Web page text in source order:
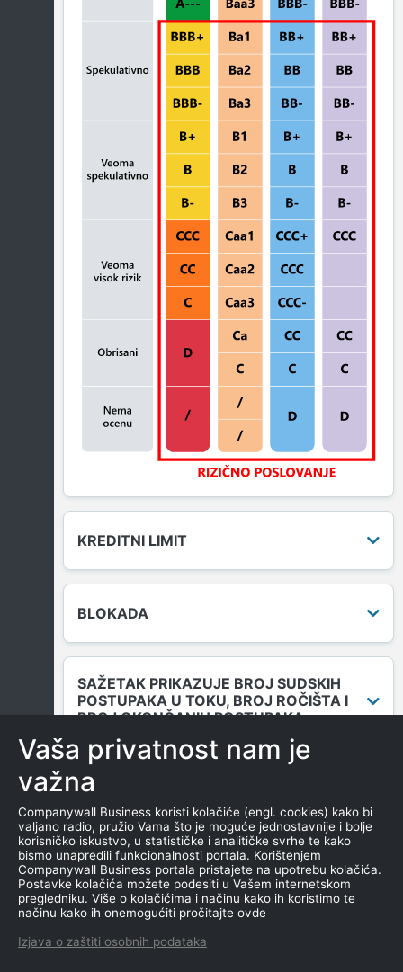
KREDITNI LIMIT
BLOKADA
SAŽETAK PRIKAZUJE BROJ SUDSKIH
POSTUPAKA U TOKU, BROJ ROČIŠTA I
BROJ OKONČANIH POSTUPAKA.
DUGOVANJA
MENICE I ZALOGE
NEKRETNINE U VLASNIŠTVU
Vaša privatnost nam je
važna
Companywall Business koristi kolačiće (engl. cookies) kako bi
valjano radio, pružio Vama što je moguće jednostavnije i bolje
korisničko iskustvo, u statističke i analitičke svrhe te kako
bismo unapredili funkcionalnosti portala. Korištenjem
Companywall Business portala pristajete na upotrebu kolačića.
Postavke kolačića možete podesiti u Vašem internetskom
pregledniku. Više o kolačićima i načinu kako ih koristimo te
načinu kako ih onemogućiti pročitajte ovde
Izjava o zaštiti osobnih podataka